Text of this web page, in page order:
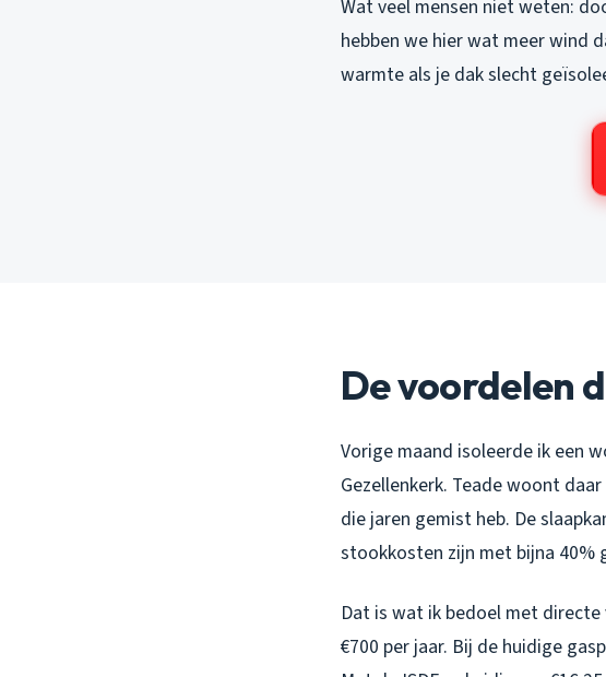
Wat veel mensen niet weten:
hebben we hier wat meer wind
warmte als je dak slecht
De voordelen
Vorige maand isoleerde ik een
Gezellenkerk. Teade woont
die jaren gemist heb. De
stookkosten zijn met bijna 40%
Dat is wat ik bedoel met directe
€700 per jaar. Bij de huidige